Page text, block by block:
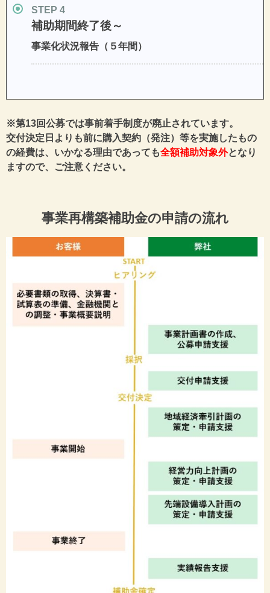
STEP
補助期間終了後～
事業化状況報告（５年間）
※第13回公募では事前着手制度が廃止されています。
交付決定日よりも前に購入契約（発注）等を実施したもの
の経費は、いかなる理由であっても全額補助対象外となり
ますので、ご注意ください。
事業再構築補助金の申請の流れ